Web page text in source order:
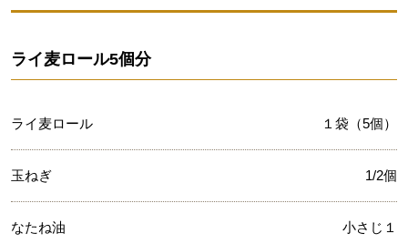
ライ麦ロール5個分
ライ麦ロール １袋（5個）
玉ねぎ 1/2個
なたね油 小さじ１